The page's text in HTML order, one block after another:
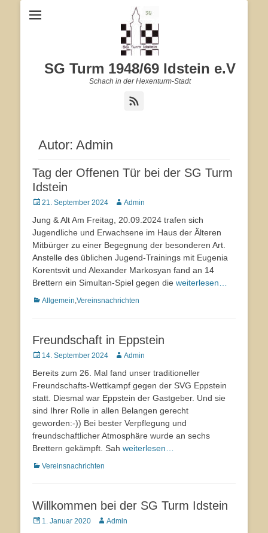
SG Turm 1948/69 Idstein e.V
Schach in der Hexenturm-Stadt
Autor: Admin
Tag der Offenen Tür bei der SG Turm
Idstein
Veröffentlicht
21. September 2024 AutorAdmin
Jung & Alt Am Freitag, 20.09.2024 trafen sich
Jugendliche und Erwachsene im Haus der Älteren
Mitbürger zu einer Begegnung der besonderen Art.
Anstelle des üblichen Jugend-Trainings mit Eugenia
Korentsvit und Alexander Markosyan fand an 14
Brettern ein Simultan-Spiel gegen die weiterlesen…
Kategorien
Allgemein,Vereinsnachrichten
Freundschaft in Eppstein
Veröffentlicht
14. September 2024 AutorAdmin
Bereits zum 26. Mal fand unser traditioneller
Freundschafts-Wettkampf gegen der SVG Eppstein
statt. Diesmal war Eppstein der Gastgeber. Und sie
sind Ihrer Rolle in allen Belangen gerecht
geworden:-)) Bei bester Verpflegung und
freundschaftlicher Atmosphäre wurde an sechs
Brettern gekämpft. Sah weiterlesen…
Kategorien
Vereinsnachrichten
Willkommen bei der SG Turm Idstein
Veröffentlicht
1. Januar 2020 AutorAdmin